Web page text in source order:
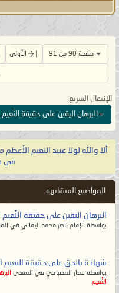
قال الله تعالى:
يَسْتَمِعُونَ الْقَوْلَ
الَّذِينَ هَدَاهُمُ
اللهم صلِّ على
تسليماً، وسبقت
الأنبياء
الذين
هداهم الله من
تعالى:{أَفَمَن
رَّبِّكَ الْحَقُّ كَمَنْ هُوَ
الْأَلْبَابِ
أَمَرَ اللَّـهُ بِهِ
صَبَرُوا ابْتِغَاءَ
صفحة 90 من 91 الأولى
الإنتقال السريع
البرهان اليقين على حقيقة
« ألا والله لولا عبيد النعيم الأعظم
في
المواضيع المتشابهه
البرهان اليقين على حقيقة
بواسطة الإمام ناصر محمد اليماني في
شهادة بالحق على حقيقة النعيم
بواسطة عمار المصباحي في المنتدى
النَّعيم